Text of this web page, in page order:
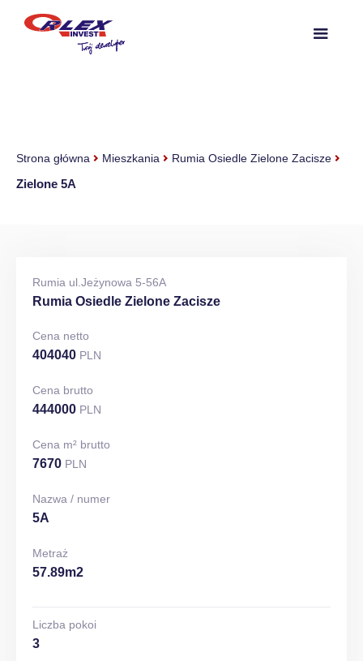
Strona główna Mieszkania Rumia Osiedle Zielone Zacisze
Zielone 5A
Rumia ul.Jeżynowa 5-56A
Rumia Osiedle Zielone Zacisze
Cena netto
404040 PLN
Cena brutto
444000 PLN
Cena m² brutto
7670 PLN
Nazwa / numer
5A
Metraż
57.89m2
Liczba pokoi
3